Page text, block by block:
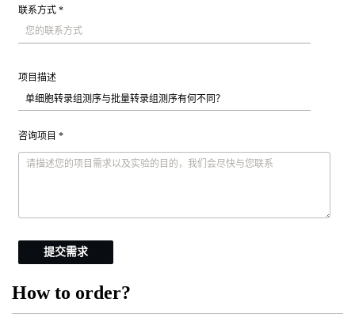
联系方式 *
项目描述
咨询项目 *
提交需求
How to order?